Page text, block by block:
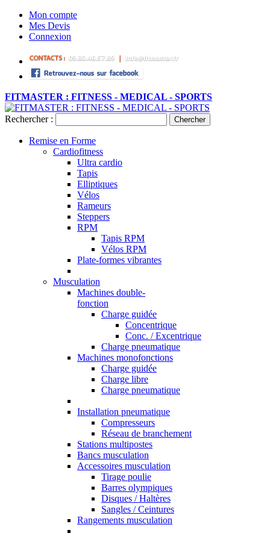
Mon compte
Mes Devis
Connexion
FITMASTER : FITNESS - MEDICAL - SPORTS
Rechercher : Chercher
Remise en Forme
Cardiofitness
Ultra cardio
Tapis
Elliptiques
Vélos
Rameurs
Steppers
RPM
Tapis RPM
Vélos RPM
Plate-formes vibrantes
Musculation
Machines double-
fonction
Charge guidée
Concentrique
Conc. / Excentrique
Charge pneumatique
Machines monofonctions
Charge guidée
Charge libre
Charge pneumatique
Installation pneumatique
Compresseurs
Réseau de branchement
Stations multipostes
Bancs musculation
Accessoires musculation
Tirage poulie
Barres olympiques
Disques / Haltères
Sangles / Ceintures
Rangements musculation